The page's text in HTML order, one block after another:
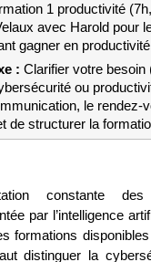
1 productivité
avec Harold pour
gagner en
: Clarifier votre besoin
ou
le rendez-
de structurer la
constante
par l’intelligence
formations
distinguer la